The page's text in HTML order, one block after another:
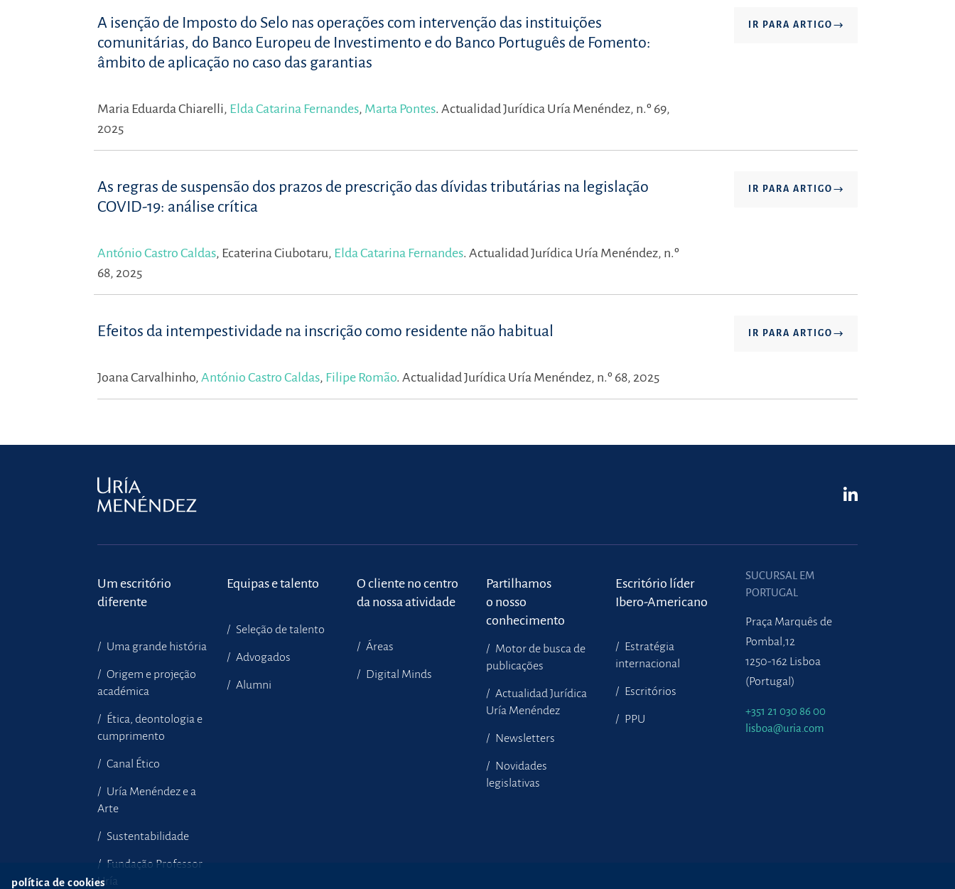
A isenção de Imposto do Selo nas operações com intervenção das instituições
comunitárias, do Banco Europeu de Investimento e do Banco Português de Fomento:
âmbito de aplicação no caso das garantias
IR PARA ARTIGO
Maria Eduarda Chiarelli, Elda Catarina Fernandes, Marta Pontes. Actualidad Jurídica Uría Menéndez, n.º 69,
2025
As regras de suspensão dos prazos de prescrição das dívidas tributárias na legislação
COVID-19: análise crítica
IR PARA ARTIGO
António Castro Caldas, Ecaterina Ciubotaru, Elda Catarina Fernandes. Actualidad Jurídica Uría Menéndez, n.º
68, 2025
Efeitos da intempestividade na inscrição como residente não habitual IR PARA ARTIGO
Joana Carvalhinho, António Castro Caldas, Filipe Romão. Actualidad Jurídica Uría Menéndez, n.º 68, 2025
Um escritório
diferente
Uma grande história
Origem e projeção
académica
Ética, deontologia e
cumprimento
Canal Ético
Uría Menéndez e a
Arte
Sustentabilidade
Fundação Professor
Uría
Equipas e talento
Seleção de talento
Advogados
Alumni
O cliente no centro
da nossa atividade
Áreas
Digital Minds
Partilhamos
o nosso
conhecimento
Motor de busca de
publicações
Actualidad Jurídica
Uría Menéndez
Newsletters
Novidades
legislativas
Escritório líder
Ibero-Americano
Estratégia
internacional
Escritórios
PPU
SUCURSAL EM
PORTUGAL
Praça Marquês de
Pombal,12
1250-162 Lisboa
(Portugal)
+351 21 030 86 00
lisboa@uria.com
política de cookies